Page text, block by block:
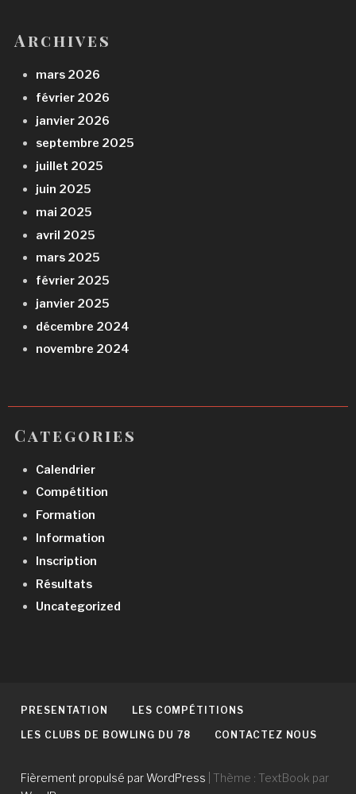
Archives
mars 2026
février 2026
janvier 2026
septembre 2025
juillet 2025
juin 2025
mai 2025
avril 2025
mars 2025
février 2025
janvier 2025
décembre 2024
novembre 2024
Categories
Calendrier
Compétition
Formation
Information
Inscription
Résultats
Uncategorized
PRESENTATION LES COMPÉTITIONS
LES CLUBS DE BOWLING DU 78 CONTACTEZ NOUS
Fièrement propulsé par WordPress
Thème : TextBook par